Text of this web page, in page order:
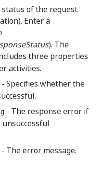
status of the request
Enter a
). The
three properties
activities.
- Specifies whether the
- The response error if
- The error message.